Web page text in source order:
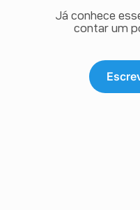
Já conhece
contar um